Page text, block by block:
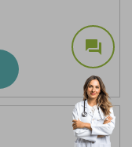
question_answer